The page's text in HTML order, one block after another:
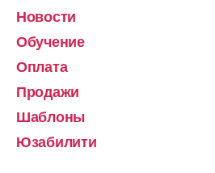
Новости
Обучение
Оплата
Продажи
Шаблоны
Юзабилити